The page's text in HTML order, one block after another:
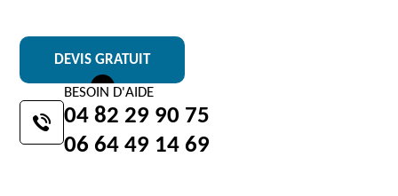
DEVIS GRATUIT
BESOIN D'AIDE
04 82 29 90 75
06 64 49 14 69